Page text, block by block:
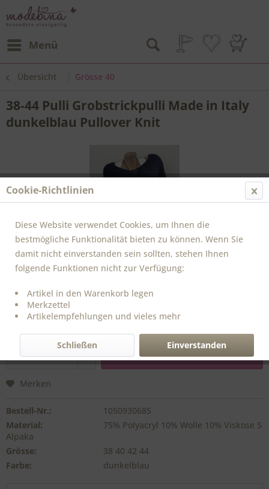
Menü
Übersicht Grösse 40
38-44 Pulli Grobstrickpulli Made in Italy
dunkelblau Pullover Knit
44,90 € *
inkl. MwSt.zzgl. Versandkosten
Sofort versandfertig,
In denWarenkorb
Merken
Bestell-Nr.:
1050930685
Material:
75% Polyacryl 10% Wolle 10% Viskose 5
Alpaka
Grösse:
38 40 42 44
Farbe:
dunkelblau
Cookie-Richtlinien
Diese Website verwendet Cookies, um Ihnen die
bestmögliche Funktionalität bieten zu können. Wenn Sie
damit nicht einverstanden sein sollten, stehen Ihnen
folgende Funktionen nicht zur Verfügung:
Artikel in den Warenkorb legen
Merkzettel
Artikelempfehlungen und vieles mehr
Einverstanden
Schließen